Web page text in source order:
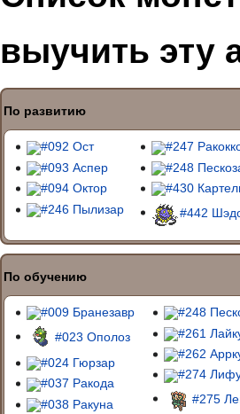
выучить эту
По развитию
#092 Ост
#093 Аспер
#094 Октор
#246 Пылизар
#247
#248
#430
#442
По обучению
#009 Бранезавр
#023 Ополоз
#024 Гюрзар
#037 Ракода
#038 Ракуна
#248
#261
#262
#274
#275